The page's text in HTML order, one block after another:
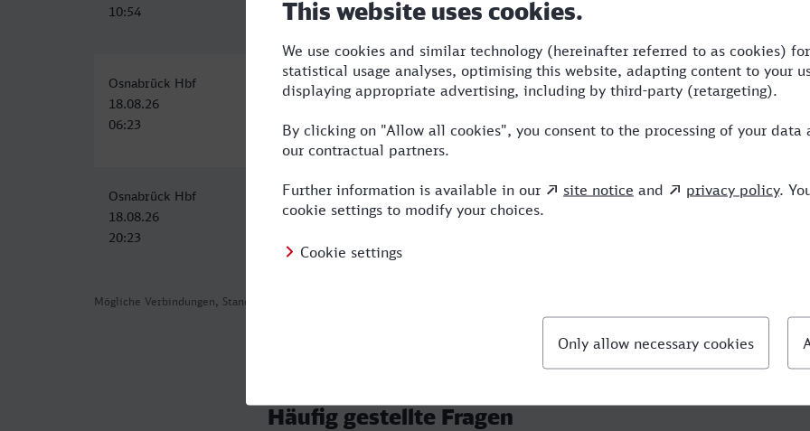
Mögliche Verbindungen, Stand: 2026-08-04 07:21
10:54
18:33
Osnabrück Hbf
18.08.26
06:23
Görlitz
18.08.26
14:14
7:51 RE,OE,ICE
Osnabrück Hbf
18.08.26
20:23
Görlitz
19.08.26
9:07 2 RJ,TL,ICE
Häufig gestellte Fragen